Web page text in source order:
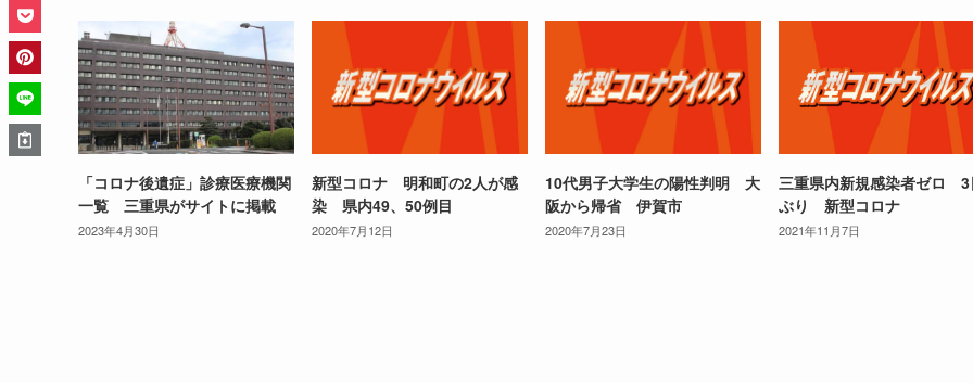
「コロナ後遺症」診療医療機関
一覧 三重県がサイトに掲載
2023年4月30日
新型コロナ 明和町の2人が感
染 県内49、50例目
2020年7月12日
10代男子大学生の陽性判明 大
阪から帰省 伊賀市
2020年7月23日
三重県内新規感染者ゼロ 3
ぶり 新型コロナ
2021年11月7日